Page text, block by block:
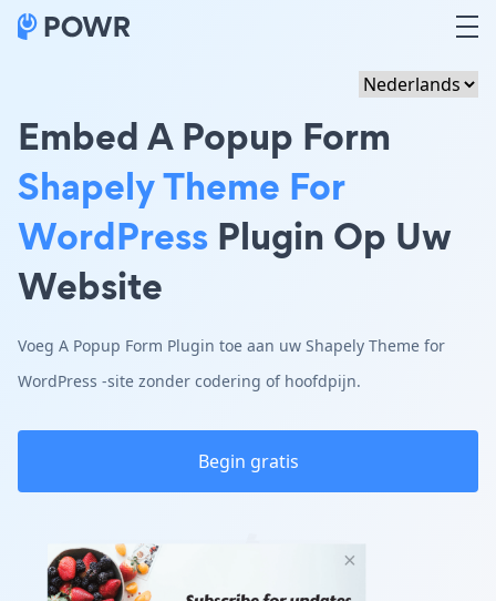
Embed A Popup Form
Shapely Theme For
WordPress Plugin Op Uw
Website
Voeg A Popup Form Plugin toe aan uw Shapely Theme for
WordPress -site zonder codering of hoofdpijn.
Begin gratis